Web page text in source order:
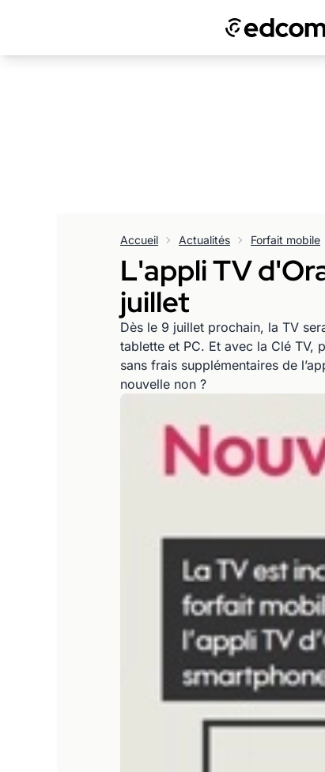
Accueil Actualités Forfait mobile
L'appli TV
juillet
Dès le 9 juillet prochain, la TV
tablette et PC. Et avec la Clé TV,
sans frais supplémentaires de
nouvelle non ?